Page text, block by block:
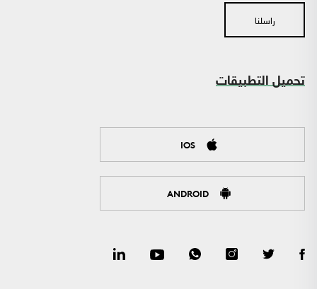
راسلنا
تحميل التطبيقات
IOS
ANDROID